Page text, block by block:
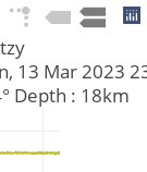
13 Mar 2023
Depth : 18km